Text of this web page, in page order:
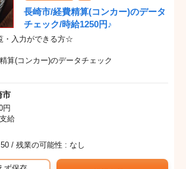
長崎市/経費精算(コンカー)のデータ
チェック/時給1250円♪
・入力ができる方☆
算(コンカー)のデータチェック
市
円
給
/ 残業の可能性 : なし